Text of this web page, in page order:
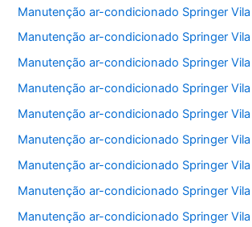
Manutenção ar-condicionado Springer
Manutenção ar-condicionado Springer Vila
Manutenção ar-condicionado Springer
Manutenção ar-condicionado Springer
Manutenção ar-condicionado Springer
Manutenção ar-condicionado Springer
Manutenção ar-condicionado Springer Vila
Manutenção ar-condicionado Springer Vila
Manutenção ar-condicionado Springer